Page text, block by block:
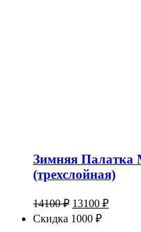
Зимняя Палатка
(трехслойная)
14100₽
цена
составляла
13100 ₽
Скидка 1000 ₽